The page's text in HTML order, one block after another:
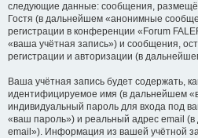
следующие данные: сообщения,
Гостя (в дальнейшем «анонимные
регистрации в конференции «Forum
«ваша учётная запись») и сообщения,
регистрации и авторизации (в
Ваша учётная запись будет содержать,
идентифицируемое имя (в дальнейшем
индивидуальный пароль для входа под
«ваш пароль») и реальный адрес email
email»). Информация из вашей учётной